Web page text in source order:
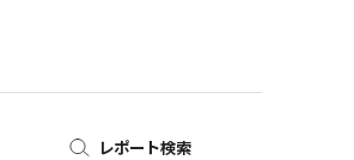
レポート検索